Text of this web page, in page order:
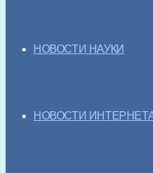
НОВОСТИ НАУКИ
НОВОСТИ